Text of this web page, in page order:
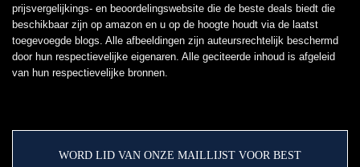
prijsvergelijkings- en beoordelingswebsite die de beste deals biedt die
beschikbaar zijn op amazon en u op de hoogte houdt via de laatst
toegevoegde blogs. Alle afbeeldingen zijn auteursrechtelijk beschermd
door hun respectievelijke eigenaren. Alle geciteerde inhoud is afgeleid
van hun respectievelijke bronnen.
WORD LID VAN ONZE MAILLIJST VOOR BEST